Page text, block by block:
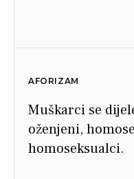
AFORIZAM
Muškarci se
oženjeni,
homoseksualci.